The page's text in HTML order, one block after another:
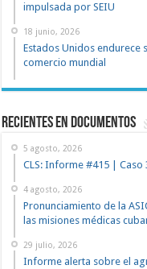
impulsada por SEIU
18 junio, 2026
Estados Unidos endurece
comercio mundial
recientes en documentos
5 agosto, 2026
CLS: Informe #415 | Caso
4 agosto, 2026
Pronunciamiento de la
las misiones médicas
29 julio, 2026
Informe alerta sobre el